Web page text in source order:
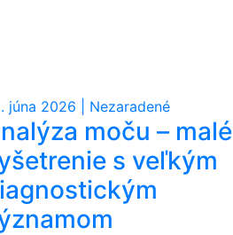
júna 2026 | Nezaradené
moču – malé
s veľkým